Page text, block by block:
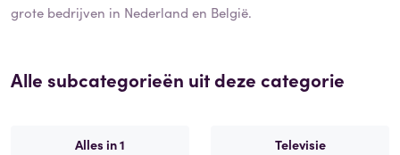
grote bedrijven in Nederland en België.
Alle subcategorieën uit deze categorie
Alles in 1 Televisie